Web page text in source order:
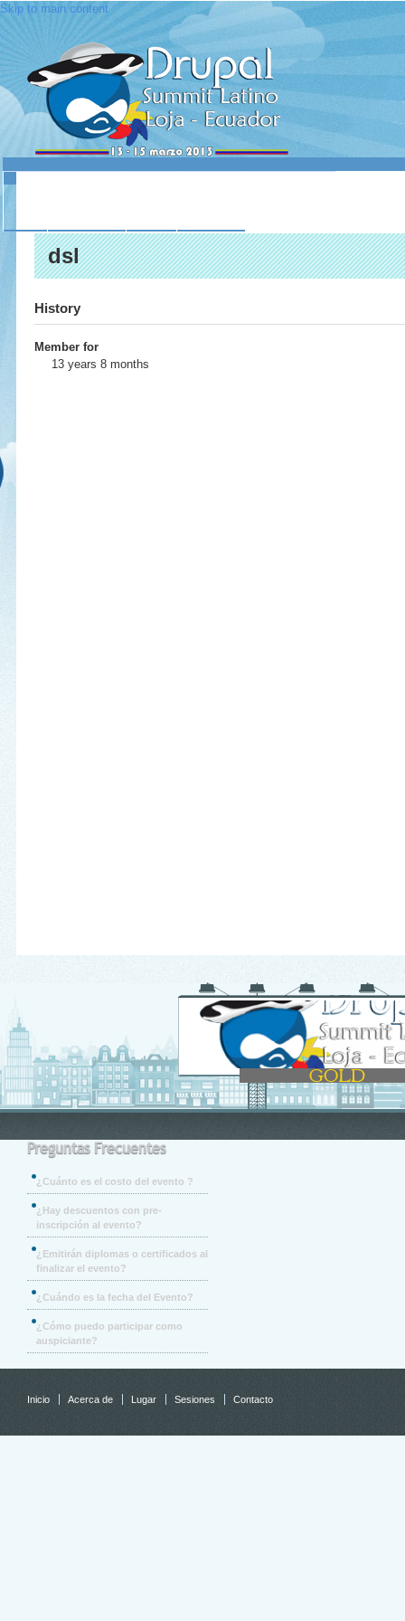
Skip to main content
dsl
History
Member for
13 years 8 months
Preguntas Frecuentes
¿Cuánto es el costo del evento ?
¿Hay descuentos con pre-
inscripción al evento?
¿Emitirán diplomas o certificados al
finalizar el evento?
¿Cuándo es la fecha del Evento?
¿Cómo puedo participar como
auspiciante?
Inicio Acerca de Lugar Sesiones Contacto